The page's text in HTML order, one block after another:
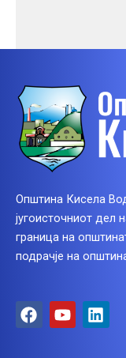
Општина Кисела
југоисточниот дел
граница на
подрачје на
F
a
Y
o
L
i